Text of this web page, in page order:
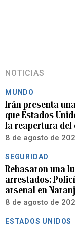
NOTICIAS
MUNDO
Irán presenta
que Estados
la reapertura del
8 de agosto de
SEGURIDAD
Rebasaron una
arrestados:
arsenal en
8 de agosto de
ESTADOS UNIDOS